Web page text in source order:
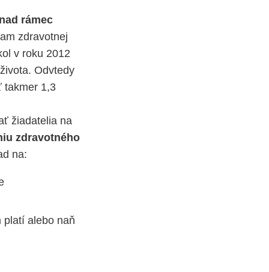
rámec
zdravotnej
v roku 2012
Odvtedy
takmer 1,3
žiadatelia na
zdravotného
na:
alebo naň